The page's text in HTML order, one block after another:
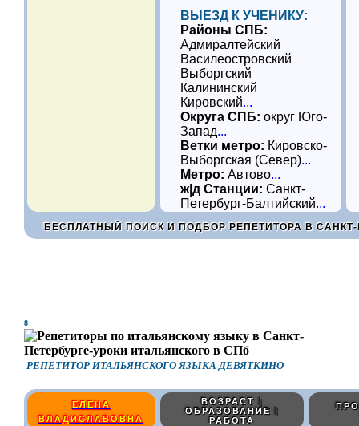
ВЫЕЗД К УЧЕНИКУ:
Районы СПБ:
Адмиралтейский
Василеостровский
Выборгский
Калининский
Кировский...
Округа СПБ: округ Юго-
Запад...
Ветки метро: Кировско-
Выборгская (Север)...
Метро: Автово...
ж|д Станции: Санкт-
Петербург-Балтийский...
БЕСПЛАТНЫЙ ПОИСК И ПОДБОР РЕПЕТИТОРА В САНКТ-
8
РЕПЕТИТОР ИТАЛЬЯНСКОГО ЯЗЫКА ДЕВЯТКИНО
ЕЛЕНА
ВЛАДИСЛАВОВНА
ВОЗРАСТ |
ОБРАЗОВАНИЕ |
РАБОТА